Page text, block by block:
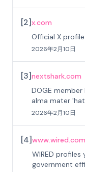
[2]x.com
Official X
2026年2月10日
[3]nextshark.com
DOGE
alma mater
2026年2月10日
[4]www.wired.com
WIRED profiles
government